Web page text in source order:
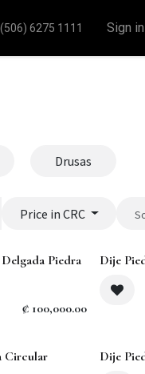
(506) 6275 1111 Sign in
Drusas
Price in CRC
Piedra
₡ 100,000.00
Dije
Circular
Dije